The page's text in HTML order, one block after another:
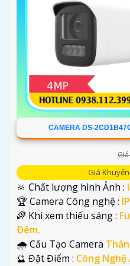
CAMERA DS-
Giá
🔆 Chất lượng hình Ảnh :
🏆 Camera Công nghệ :
🌈 Khi xem thiếu sáng :
Ðêm.
🌧️ Cấu Tạo Camera
️🔮 Đặt Điểm : Công Nghệ